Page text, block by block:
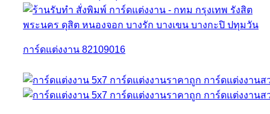
การ์ดแต่งงาน 82109016